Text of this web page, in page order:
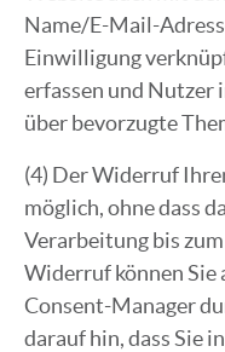
Name/E-Mail-
Einwilligung
erfassen und
über bevorzugte
(4) Der Widerruf
möglich, ohne dass
Verarbeitung bis
Widerruf können Sie
Consent-Manager
darauf hin, dass Sie